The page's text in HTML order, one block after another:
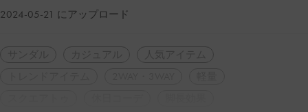
2024-05-21 にアップロード
人気アイテム